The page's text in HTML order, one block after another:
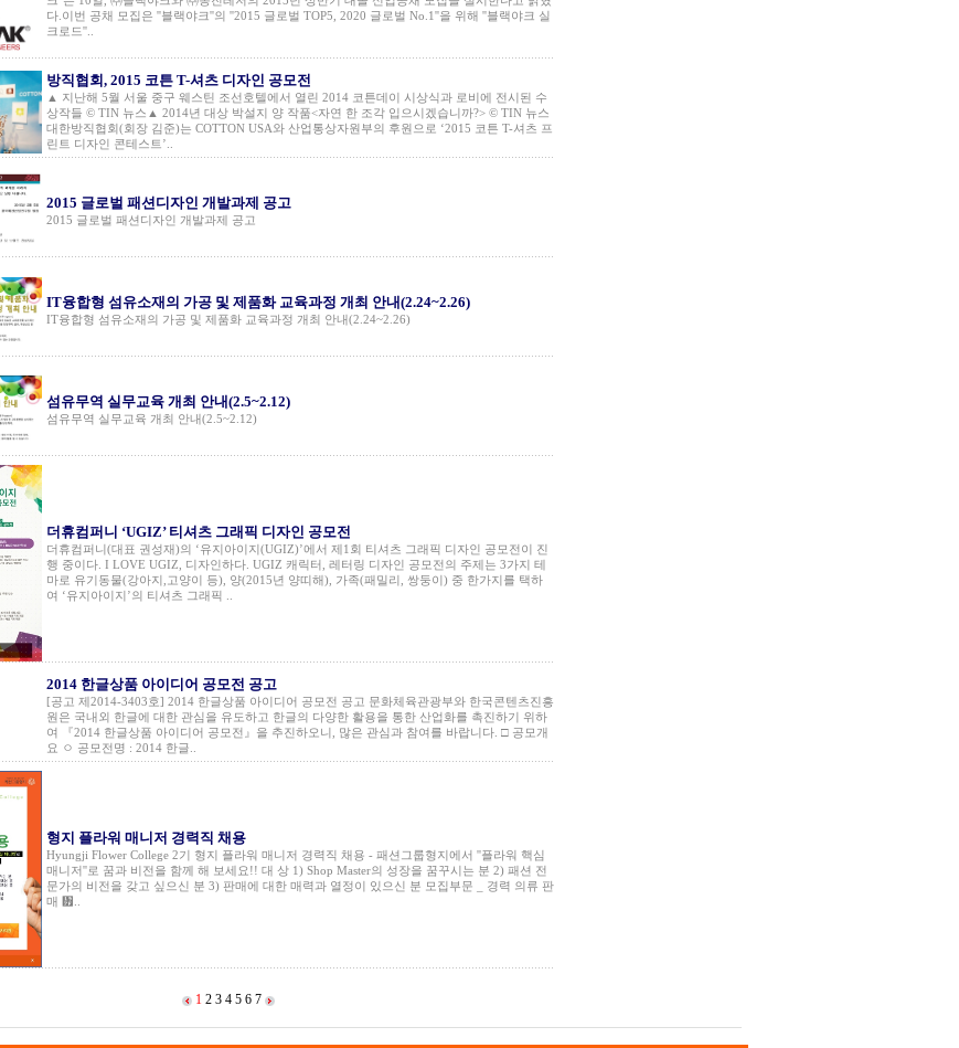
다.이번 공채 모집은 ''블랙야크''의 ''2015 글로벌 TOP5, 2020 글로벌 No.1''을 위해 ''블랙야크 실
크로드''..
방직협회, 2015 코튼 T-셔츠 디자인 공모전
▲ 지난해 5월 서울 중구 웨스틴 조선호텔에서 열린 2014 코튼데이 시상식과 로비에 전시된 수
상작들 © TIN 뉴스▲ 2014년 대상 박설지 양 작품<자연 한 조각 입으시겠습니까?> © TIN 뉴스
대한방직협회(회장 김준)는 COTTON USA와 산업통상자원부의 후원으로 ‘2015 코튼 T-셔츠 프
린트 디자인 콘테스트’..
2015 글로벌 패션디자인 개발과제 공고
2015 글로벌 패션디자인 개발과제 공고
IT융합형 섬유소재의 가공 및 제품화 교육과정 개최 안내(2.24~2.26)
IT융합형 섬유소재의 가공 및 제품화 교육과정 개최 안내(2.24~2.26)
섬유무역 실무교육 개최 안내(2.5~2.12)
섬유무역 실무교육 개최 안내(2.5~2.12)
더휴컴퍼니 ‘UGIZ’ 티셔츠 그래픽 디자인 공모전
더휴컴퍼니(대표 권성재)의 ‘유지아이지(UGIZ)’에서 제1회 티셔츠 그래픽 디자인 공모전이 진
행 중이다. I LOVE UGIZ, 디자인하다. UGIZ 캐릭터, 레터링 디자인 공모전의 주제는 3가지 테
마로 유기동물(강아지,고양이 등), 양(2015년 양띠해), 가족(패밀리, 쌍둥이) 중 한가지를 택하
여 ‘유지아이지’의 티셔츠 그래픽 ..
2014 한글상품 아이디어 공모전 공고
[공고 제2014-3403호] 2014 한글상품 아이디어 공모전 공고 문화체육관광부와 한국콘텐츠진흥
원은 국내외 한글에 대한 관심을 유도하고 한글의 다양한 활용을 통한 산업화를 촉진하기 위하
여 『2014 한글상품 아이디어 공모전』을 추진하오니, 많은 관심과 참여를 바랍니다. □ 공모개
요 ㅇ 공모전명 : 2014 한글..
형지 플라워 매니저 경력직 채용
Hyungji Flower College 2기 형지 플라워 매니저 경력직 채용 - 패션그룹형지에서 ''플라워 핵심
매니저''로 꿈과 비전을 함께 해 보세요!! 대 상 1) Shop Master의 성장을 꿈꾸시는 분 2) 패션 전
문가의 비전을 갖고 싶으신 분 3) 판매에 대한 매력과 열정이 있으신 분 모집부문 _ 경력 의류 판
매 ᥿..
1 2 3 4 5 6 7